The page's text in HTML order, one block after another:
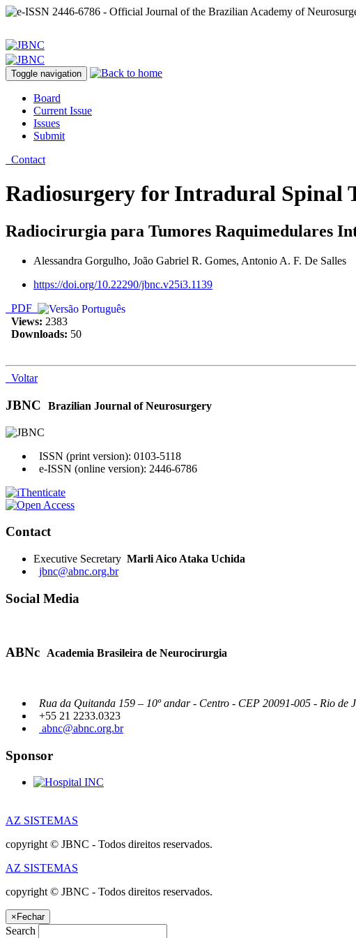
Toggle navigation
Board
Current Issue
Issues
Submit
Contact
Radiosurgery for Intradural Spinal
Radiocirurgia para Tumores Raquimedulares
Alessandra Gorgulho, João Gabriel R. Gomes, Antonio A. F. De Salles
https://doi.org/10.22290/jbnc.v25i3.1139
PDF
Views: 2383
Downloads: 50
Voltar
JBNC Brazilian Journal of Neurosurgery
ISSN (print version): 0103-5118
e-ISSN (online version): 2446-6786
Contact
Executive Secretary Marli Aico Ataka Uchida
jbnc@abnc.org.br
Social Media
ABNc Academia Brasileira de Neurocirurgia
Rua da Quitanda 159 – 10º andar - Centro - CEP 20091-005 - Rio de
+55 21 2233.0323
abnc@abnc.org.br
Sponsor
AZ SISTEMAS
copyright © JBNC - Todos direitos reservados.
AZ SISTEMAS
copyright © JBNC - Todos direitos reservados.
× Fechar
Search